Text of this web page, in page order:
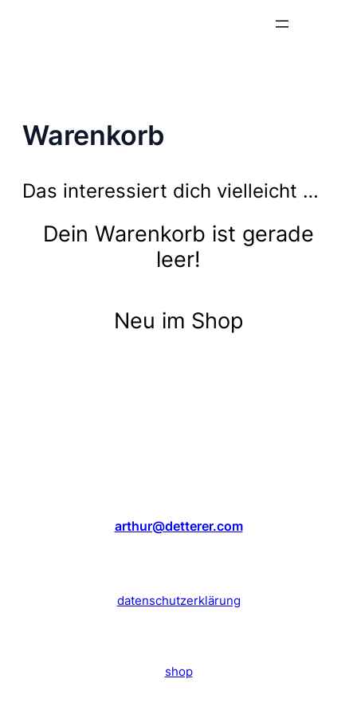
Warenkorb
Das interessiert dich vielleicht …
Dein Warenkorb ist gerade
leer!
Neu im Shop
arthur@detterer.com
datenschutzerklärung
shop